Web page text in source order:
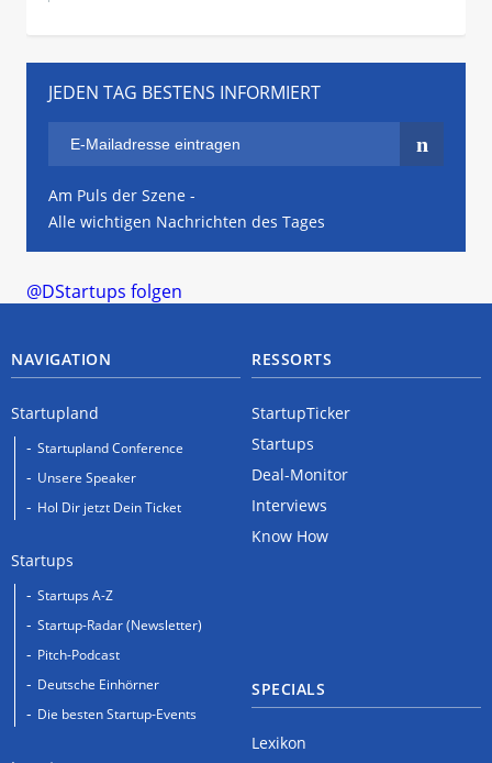
JEDEN TAG BESTENS INFORMIERT
Am Puls der Szene -
Alle wichtigen Nachrichten des Tages
@DStartups folgen
NAVIGATION
Startupland
Startupland Conference
Unsere Speaker
Hol Dir jetzt Dein Ticket
Startups
Startups A-Z
Startup-Radar (Newsletter)
Pitch-Podcast
Deutsche Einhörner
Die besten Startup-Events
RESSORTS
StartupTicker
Startups
Deal-Monitor
Interviews
Know How
SPECIALS
Lexikon